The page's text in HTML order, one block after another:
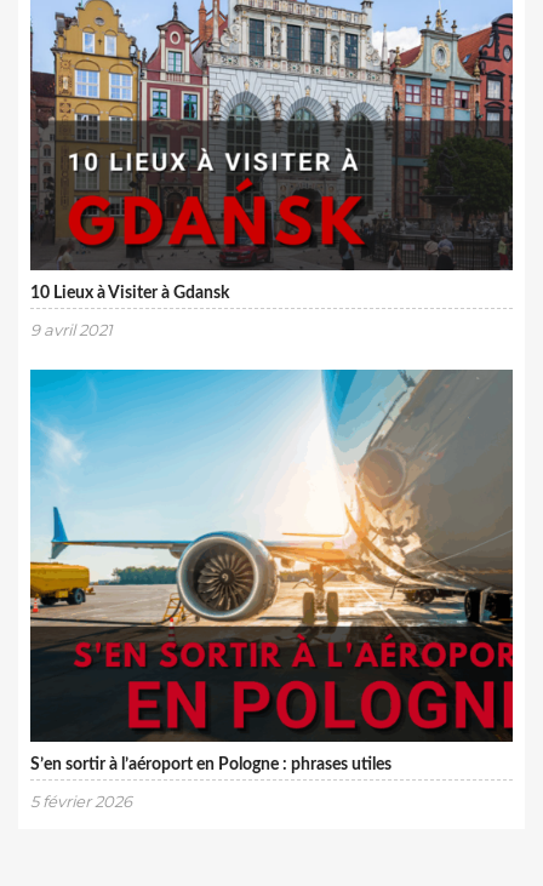
10 Lieux à Visiter à Gdansk
9 avril 2021
S’en sortir à l’aéroport en Pologne : phrases utiles
5 février 2026